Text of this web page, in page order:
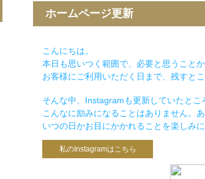
ホームページ更新
こんにちは。
本日も思いつく範囲で、必要と思うこと
お客様にご利用いただく日まで、残すと
そんな中、Instagramも更新していたとこ
こんなに励みになることはありません。
いつの日かお目にかかれることを楽しみに
私のInstagramはこちら